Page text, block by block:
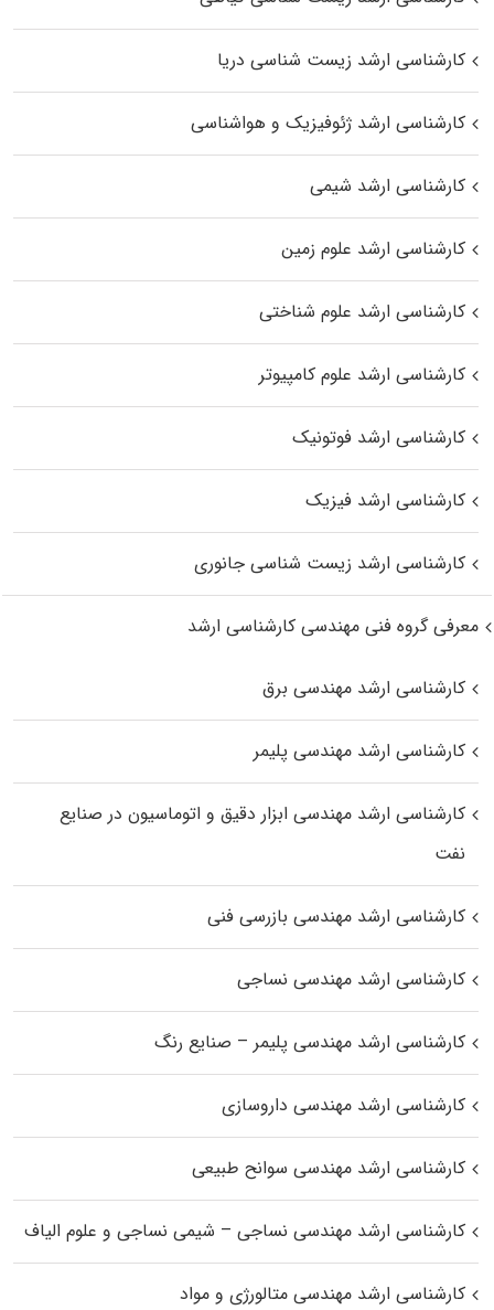
کارشناسی ارشد زیست‌ شناسی دریا
کارشناسی ارشد ژئوفیزیک و هواشناسی
کارشناسی ارشد شیمی
کارشناسی ارشد علوم زمین
کارشناسی ارشد علوم شناختی
کارشناسی ارشد علوم کامپیوتر
کارشناسی ارشد فوتونیک
کارشناسی ارشد فیزیک
کارشناسی ارشد زیست‌ شناسی جانوری
معرفی گروه فنی مهندسی کارشناسی ارشد
کارشناسی ارشد مهندسی برق
کارشناسی ارشد مهندسی پلیمر
کارشناسی ارشد مهندسی ابزار دقیق و اتوماسیون در صنایع
نفت
کارشناسی ارشد مهندسی بازرسی فنی
کارشناسی ارشد مهندسی نساجی
کارشناسی ارشد مهندسی پلیمر – صنایع رنگ
کارشناسی ارشد مهندسی داروسازی
کارشناسی ارشد مهندسی سوانح طبیعی
کارشناسی ارشد مهندسی نساجی – شیمی نساجی و علوم الیاف
کارشناسی ارشد مهندسی متالورژی و مواد